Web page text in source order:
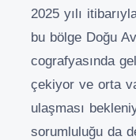
2025 yılı
bu bölge Doğu
cografyasında
çekiyor ve orta
ulaşması
sorumluluğu da